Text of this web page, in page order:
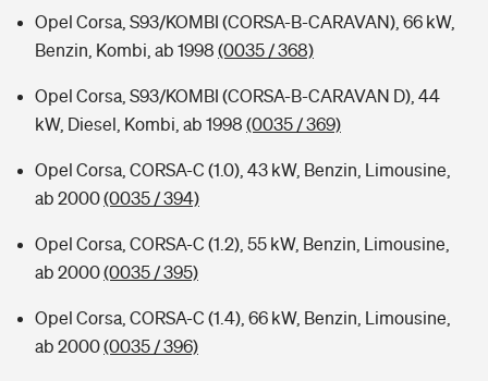
Wer versichert was: Jetzt Versicherer finden
Sie haben Fragen?
Musikinstrumentenversicherung
Zur Übersicht
Tools
Kinderunfall-Check: Mehr Sicherheit für deine Kids
Sie haben Fragen?
Opel Corsa, S93/KOMBI (CORSA-B-CARAVAN), 66 kW,
Benzin, Kombi, ab 1998 (0035 / 368)
Opel Corsa, S93/KOMBI (CORSA-B-CARAVAN D), 44
kW, Diesel, Kombi, ab 1998 (0035 / 369)
Opel Corsa, CORSA-C (1.0), 43 kW, Benzin, Limousine,
ab 2000(0035 / 394)
Opel Corsa, CORSA-C (1.2), 55 kW, Benzin, Limousine,
ab 2000(0035 / 395)
Opel Corsa, CORSA-C (1.4), 66 kW, Benzin, Limousine,
ab 2000(0035 / 396)